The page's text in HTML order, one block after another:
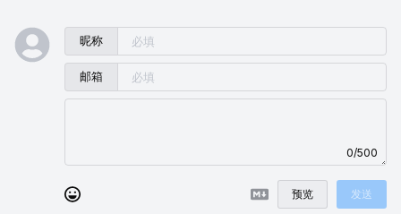
昵称
邮箱
0/500
预览 发送